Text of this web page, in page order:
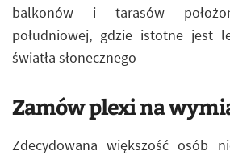
balkonów i tarasów
południowej, gdzie istotne jest
światła słonecznego
Zamów plexi na
Zdecydowana większość osób